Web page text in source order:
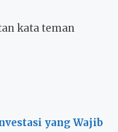
kata teman
yang Wajib